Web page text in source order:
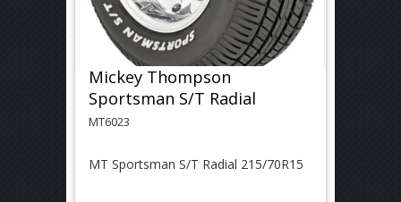
Mickey Thompson
Sportsman S/T Radial
MT6023
MT Sportsman S/T Radial 215/70R15